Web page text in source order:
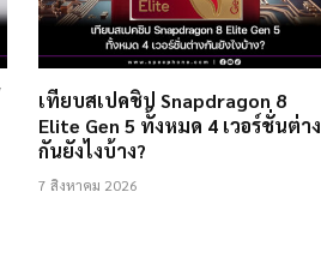
เทียบสเปคชิป Snapdragon 8
Elite Gen 5 ทั้งหมด 4 เวอร์ชั่นต่าง
กันยังไงบ้าง?
7 สิงหาคม 2026